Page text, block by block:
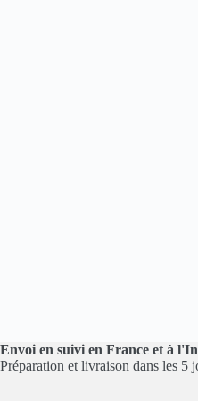
Envoi en suivi en France et à
Préparation et livraison dans les 5